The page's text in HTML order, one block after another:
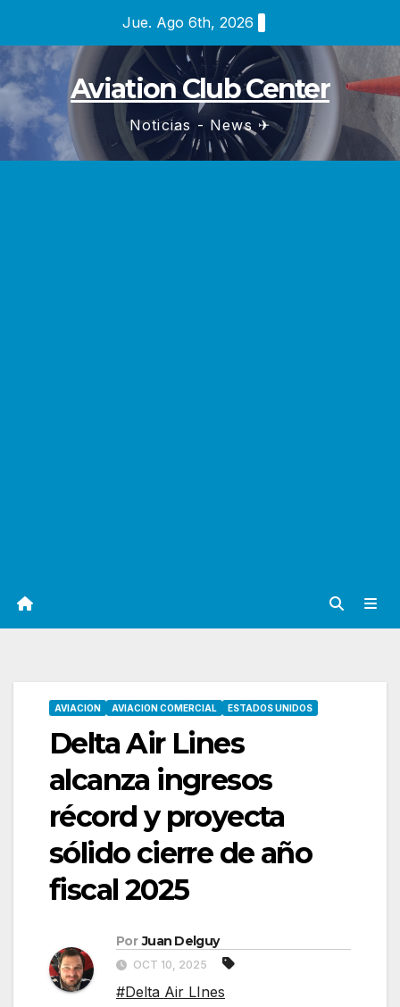
contenido
Jue. Ago 6th, 2026
Aviation Club Center
Noticias - News ✈
AVIACION AVIACION COMERCIAL ESTADOS UNIDOS
Delta Air Lines
alcanza ingresos
récord y proyecta
sólido cierre de año
fiscal 2025
Por Juan Delguy
OCT 10, 2025
#Delta Air LInes